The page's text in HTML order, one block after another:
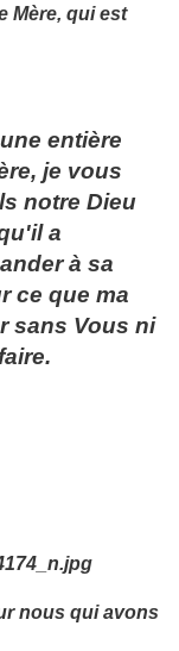
Mère, qui est
entière
je vous
notre Dieu
a
à sa
ce que ma
sans Vous ni
nous qui avons